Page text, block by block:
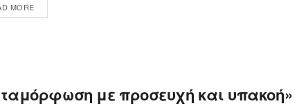
MORE
με προσευχή και υπακοή»